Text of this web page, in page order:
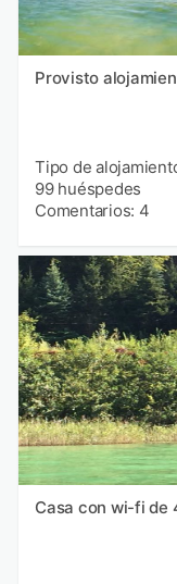
Provisto
Tipo de
99 huéspedes
Comentarios: 4
Casa con wi-fi de